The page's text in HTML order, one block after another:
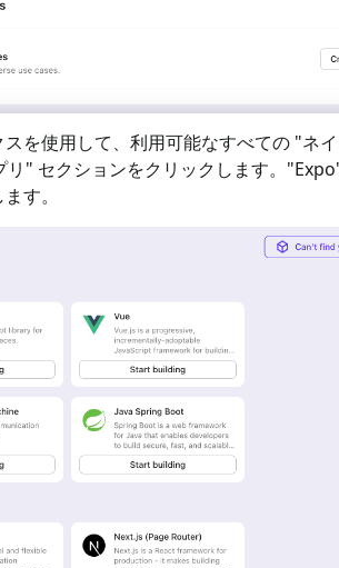
を使用して、利用可能なすべての "ネ
" セクションをクリックします。"Expo
す。